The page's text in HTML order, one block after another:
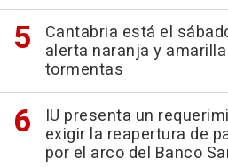
Cantabria está el
alerta naranja y
tormentas
IU presenta un
exigir la reapertura de
por el arco del Banco